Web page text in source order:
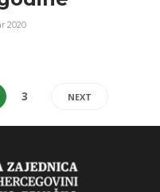
2020
3 NEXT